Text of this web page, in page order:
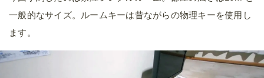
一般的なサイズ。ルームキーは昔ながらの物理キーを使用し
ます。